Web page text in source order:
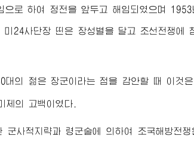
으로 하여 정전을 앞두고 해임되였으며
24사단장 띤은 장성별을 달고 조선전쟁에
대의 젊은 장군이라는 점을 감안할 때 이것
의 고백이였다.
군사적지략과 령군술에 의하여 조국해방전